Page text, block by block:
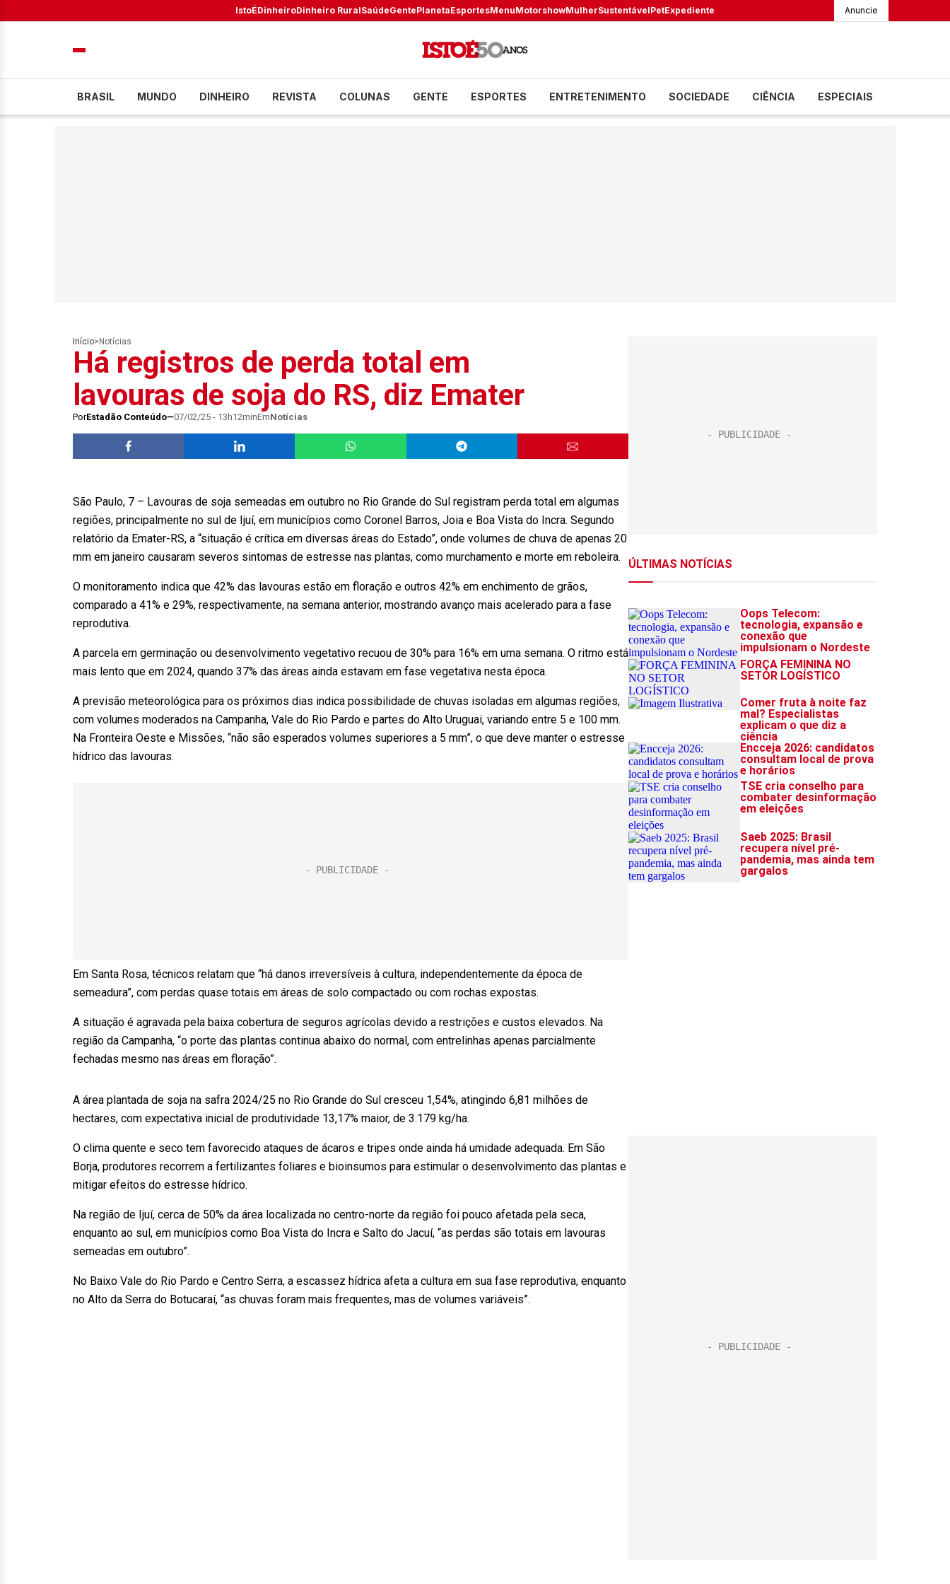
IstoÉDinheiroDinheiro RuralSaúdeGentePlanetaEsportesMenuMotorshowMulherSustentávelPetExpediente Anuncie
BRASIL MUNDO DINHEIRO REVISTA COLUNAS GENTE ESPORTES ENTRETENIMENTO SOCIEDADE CIÊNCIA ESPECIAIS
Início> Notícias
Há registros de perda total em
lavouras de soja do RS, diz Emater
PorEstadão Conteúdo 07/02/25 - 13h12minEmNotícias
São Paulo, 7 – Lavouras de soja semeadas em outubro no Rio Grande do Sul registram perda total em algumas
regiões, principalmente no sul de Ijuí, em municípios como Coronel Barros, Joia e Boa Vista do Incra. Segundo
relatório da Emater-RS, a “situação é crítica em diversas áreas do Estado”, onde volumes de chuva de apenas 20
mm em janeiro causaram severos sintomas de estresse nas plantas, como murchamento e morte em reboleira.
O monitoramento indica que 42% das lavouras estão em floração e outros 42% em enchimento de grãos,
comparado a 41% e 29%, respectivamente, na semana anterior, mostrando avanço mais acelerado para a fase
reprodutiva.
A parcela em germinação ou desenvolvimento vegetativo recuou de 30% para 16% em uma semana. O ritmo está
mais lento que em 2024, quando 37% das áreas ainda estavam em fase vegetativa nesta época.
A previsão meteorológica para os próximos dias indica possibilidade de chuvas isoladas em algumas regiões,
com volumes moderados na Campanha, Vale do Rio Pardo e partes do Alto Uruguai, variando entre 5 e 100 mm.
Na Fronteira Oeste e Missões, “não são esperados volumes superiores a 5 mm”, o que deve manter o estresse
hídrico das lavouras.
Em Santa Rosa, técnicos relatam que “há danos irreversíveis à cultura, independentemente da época de
semeadura”, com perdas quase totais em áreas de solo compactado ou com rochas expostas.
A situação é agravada pela baixa cobertura de seguros agrícolas devido a restrições e custos elevados. Na
região da Campanha, “o porte das plantas continua abaixo do normal, com entrelinhas apenas parcialmente
fechadas mesmo nas áreas em floração”.
A área plantada de soja na safra 2024/25 no Rio Grande do Sul cresceu 1,54%, atingindo 6,81 milhões de
hectares, com expectativa inicial de produtividade 13,17% maior, de 3.179 kg/ha.
O clima quente e seco tem favorecido ataques de ácaros e tripes onde ainda há umidade adequada. Em São
Borja, produtores recorrem a fertilizantes foliares e bioinsumos para estimular o desenvolvimento das plantas e
mitigar efeitos do estresse hídrico.
Na região de Ijuí, cerca de 50% da área localizada no centro-norte da região foi pouco afetada pela seca,
enquanto ao sul, em municípios como Boa Vista do Incra e Salto do Jacuí, “as perdas são totais em lavouras
semeadas em outubro”.
No Baixo Vale do Rio Pardo e Centro Serra, a escassez hídrica afeta a cultura em sua fase reprodutiva, enquanto
no Alto da Serra do Botucaraí, “as chuvas foram mais frequentes, mas de volumes variáveis”.